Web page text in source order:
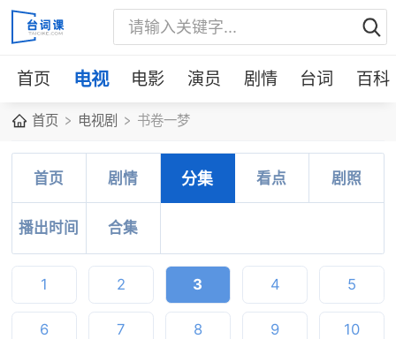
首页 电视 电影 演员 剧情 台词 百科
首页 电视剧 书卷一梦
首页 剧情 分集 看点 剧照
播出时间 合集
1 2 3 4 5
6 7 8 9 10